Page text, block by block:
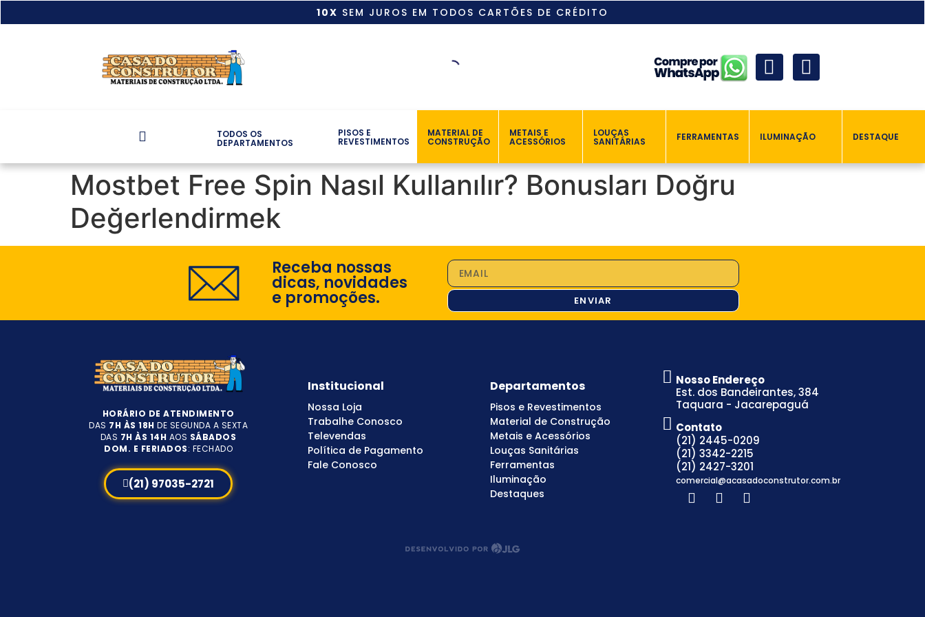
10X SEM JUROS EM TODOS CARTÕES DE CRÉDITO
TODOS OS
DEPARTAMENTOS
PISOS E
REVESTIMENTOS
MATERIAL DE
CONSTRUÇÃO
METAIS E
ACESSÓRIOS
LOUÇAS
SANITÁRIAS FERRAMENTAS ILUMINAÇÃO DESTAQUE
Mostbet Free Spin Nasıl Kullanılır? Bonusları Doğru
Değerlendirmek
Receba nossas
dicas, novidades
e promoções. ENVIAR
HORÁRIO DE ATENDIMENTO
DAS 7H ÀS 18H DE SEGUNDA A SEXTA
DAS 7H ÀS 14H AOS SÁBADOS
DOM. E FERIADOS: FECHADO
(21) 97035-2721
Institucional
Nossa Loja
Trabalhe Conosco
Televendas
Política de Pagamento
Fale Conosco
Departamentos
Pisos e Revestimentos
Material de Construção
Metais e Acessórios
Louças Sanitárias
Ferramentas
Iluminação
Destaques
Nosso Endereço
Est. dos Bandeirantes, 384
Taquara - Jacarepaguá
Contato
(21) 2445-0209
(21) 3342-2215
(21) 2427-3201
comercial@acasadoconstrutor.com.br